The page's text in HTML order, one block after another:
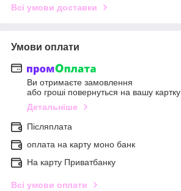
Всі умови доставки
Умови оплати
Ви отримаєте замовлення
або гроші повернуться на вашу картку
Детальніше
Післяплата
оплата на карту моно банк
На карту Приватбанку
Всі умови оплати